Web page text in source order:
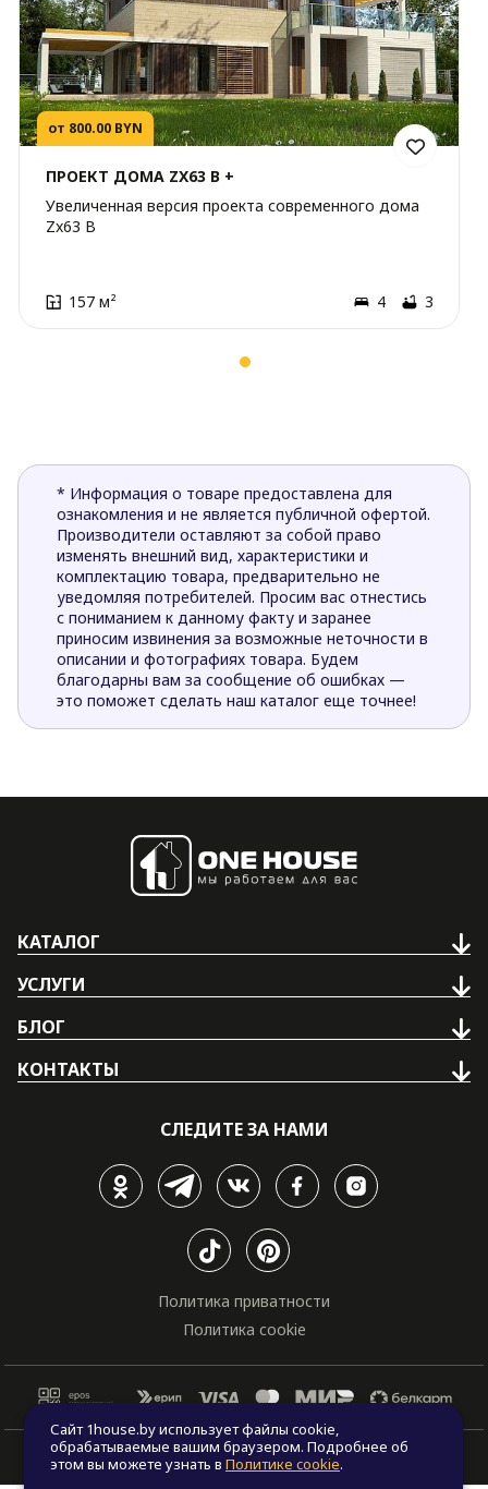
от 800.00 BYN
ПРОЕКТ ДОМА ZX63 B +
Увеличенная версия проекта современного дома
Zx63 B
157 м² 4 3
* Информация о товаре предоставлена для
ознакомления и не является публичной офертой.
Производители оставляют за собой право
изменять внешний вид, характеристики и
комплектацию товара, предварительно не
уведомляя потребителей. Просим вас отнестись
с пониманием к данному факту и заранее
приносим извинения за возможные неточности в
описании и фотографиях товара. Будем
благодарны вам за сообщение об ошибках —
это поможет сделать наш каталог еще точнее!
КАТАЛОГ
УСЛУГИ
БЛОГ
КОНТАКТЫ
СЛЕДИТЕ ЗА НАМИ
Политика приватности
Политика cookie
© Все права защищены. "One house", 2011 - 2026
Сайт 1house.by использует файлы cookie,
обрабатываемые вашим браузером. Подробнее об
этом вы можете узнать вПолитике cookie.